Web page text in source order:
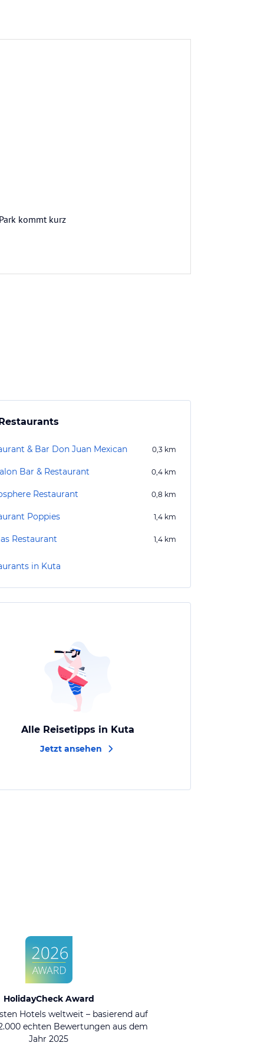
kommt kurz
& Bar Don Juan Mexican 0,3 km
Bar & Restaurant 0,4 km
Restaurant 0,8 km
Poppies 1,4 km
Restaurant 1,4 km
in Kuta
Alle Reisetipps in Kuta
Jetzt ansehen
HolidayCheck Award
Hotels weltweit – basierend auf
echten Bewertungen aus dem
Jahr 2025